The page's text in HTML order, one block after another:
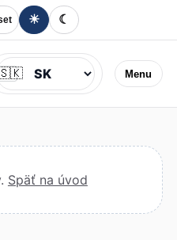
☀ ☾
Menu
Jazyk
Späť na úvod